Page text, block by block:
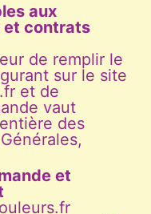
aux
et contrats
de remplir le
sur le site
et de
vaut
des
et